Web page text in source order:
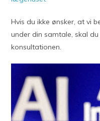
Hvis du ikke ønsker, at vi
under din samtale, skal
konsultationen.